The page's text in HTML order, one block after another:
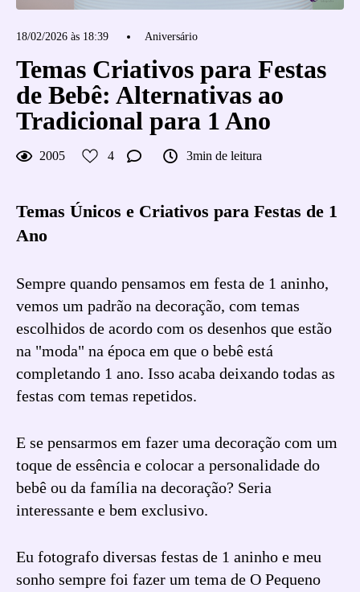
18/02/2026 às 18:39 Aniversário
Temas Criativos para Festas
de Bebê: Alternativas ao
Tradicional para 1 Ano
2005 4 3min de leitura
Temas Únicos e Criativos para Festas de 1
Ano
Sempre quando pensamos em festa de 1 aninho,
vemos um padrão na decoração, com temas
escolhidos de acordo com os desenhos que estão
na "moda" na época em que o bebê está
completando 1 ano. Isso acaba deixando todas as
festas com temas repetidos.
E se pensarmos em fazer uma decoração com um
toque de essência e colocar a personalidade do
bebê ou da família na decoração? Seria
interessante e bem exclusivo.
Eu fotografo diversas festas de 1 aninho e meu
sonho sempre foi fazer um tema de O Pequeno